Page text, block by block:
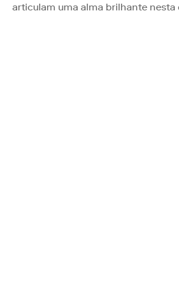
articulam uma alma brilhante nesta